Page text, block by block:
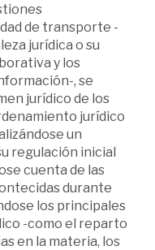
de transporte -
jurídica o su
y los
, se
jurídico de los
jurídico
un
regulación inicial
cuenta de las
durante
los principales
-como el reparto
en la materia, los